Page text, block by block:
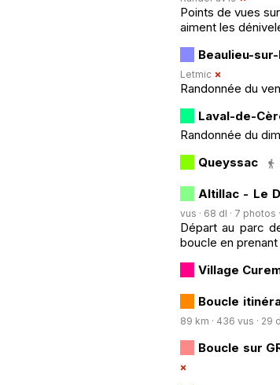
Points de vues
aiment les
Beaulieu-
Letmic
Randonnée du
Laval-de-
Randonnée du
Queyssac
Altillac - Le
vus · 68 dl · 7 photos
Départ au parc
boucle en
Village
Boucle
89 km · 436 vus · 29
Boucle sur